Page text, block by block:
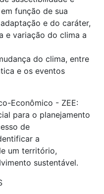
função de sua
e do caráter,
e variação do clima a
do clima, entre
e os eventos
Econômico - ZEE:
para o planejamento
de
a
um território,
sustentável.